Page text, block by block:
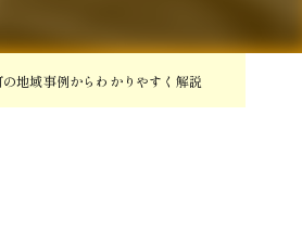
地域事例からわかりやすく解説